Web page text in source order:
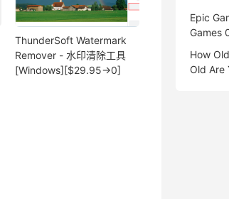
ThunderSoft Watermark
Remover - 水印清除工具
[Windows][$29.95→0]
Epic
Games
How
Old Are